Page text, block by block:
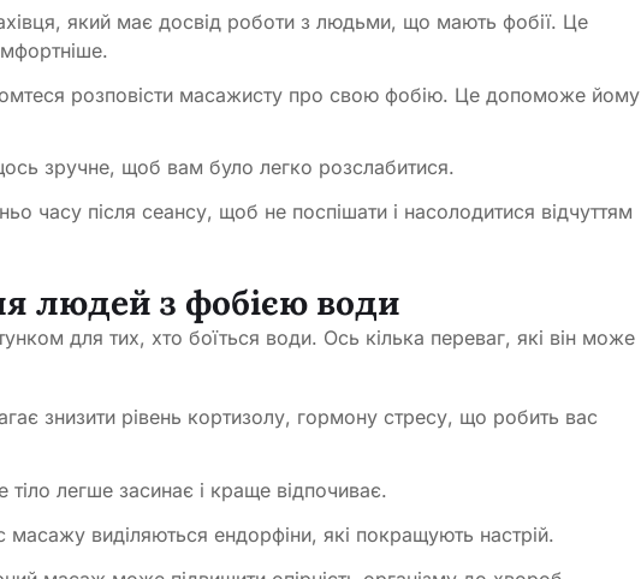
який має досвід роботи з людьми, що мають фобії. Це
розповісти масажисту про свою фобію. Це допоможе йому
зручне, щоб вам було легко розслабитися.
часу після сеансу, щоб не поспішати і насолодитися відчуттям
людей з фобією води
для тих, хто боїться води. Ось кілька переваг, які він може
знизити рівень кортизолу, гормону стресу, що робить вас
тіло легше засинає і краще відпочиває.
масажу виділяються ендорфіни, які покращують настрій.